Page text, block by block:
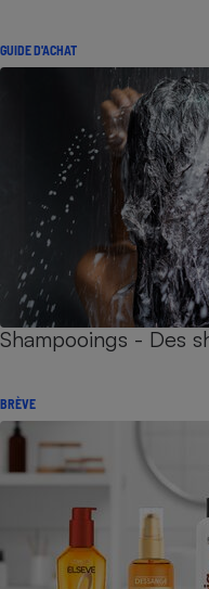
GUIDE D'ACHAT
Shampooings - Des
BRÈVE